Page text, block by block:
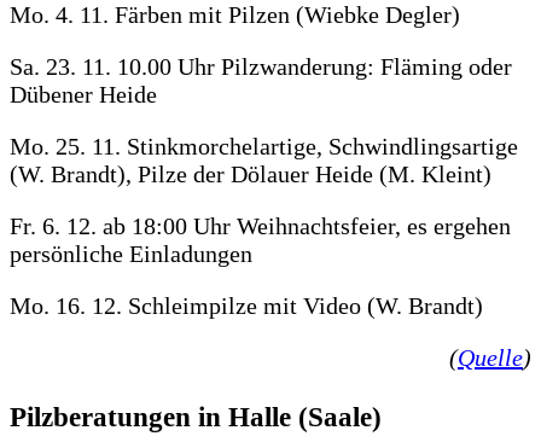
Mo. 4. 11. Färben mit Pilzen (Wiebke Degler)
Sa. 23. 11. 10.00 Uhr Pilzwanderung: Fläming oder
Dübener Heide
Mo. 25. 11. Stinkmorchelartige, Schwindlingsartige
(W. Brandt), Pilze der Dölauer Heide (M. Kleint)
Fr. 6. 12. ab 18:00 Uhr Weihnachtsfeier, es ergehen
persönliche Einladungen
Mo. 16. 12. Schleimpilze mit Video (W. Brandt)
(Quelle)
Pilzberatungen in Halle (Saale)